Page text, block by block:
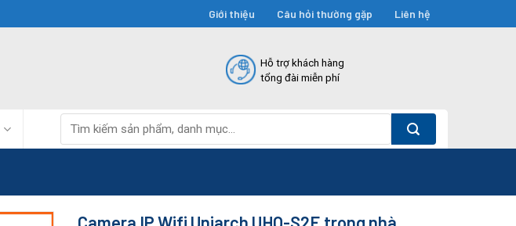
Giới thiệu Câu hỏi thường gặp Liên hệ
Hỗ trợ khách hàng
tổng đài miễn phí
kiếm: